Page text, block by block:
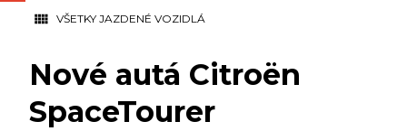
VŠETKY JAZDENÉ VOZIDLÁ
Nové autá Citroën
SpaceTourer